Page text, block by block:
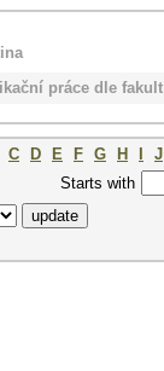
práce dle fakult
C D E F G H J
Starts with